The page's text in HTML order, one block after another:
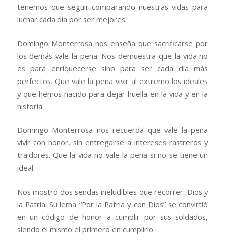
tenemos que seguir comparando nuestras vidas para
luchar cada día por ser mejores.
Domingo Monterrosa nos enseña que sacrificarse por
los demás vale la pena. Nos demuestra que la vida no
es para enriquecerse sino para ser cada día más
perfectos. Que vale la pena vivir al extremo los ideales
y que hemos nacido para dejar huella en la vida y en la
historia.
Domingo Monterrosa nos recuerda que vale la pena
vivir con honor, sin entregarse a intereses rastreros y
traidores. Que la vida no vale la pena si no se tiene un
ideal.
Nos mostró dos sendas ineludibles que recorrer: Dios y
la Patria. Su lema “Por la Patria y con Dios” se convirtió
en un código de honor a cumplir por sus soldados,
siendo él mismo el primero en cumplirlo.